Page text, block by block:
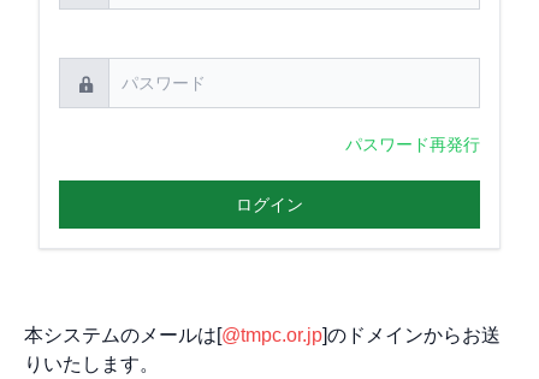
パスワード再発行
ログイン
本システムのメールは[@tmpc.or.jp]のドメインからお送
りいたします。